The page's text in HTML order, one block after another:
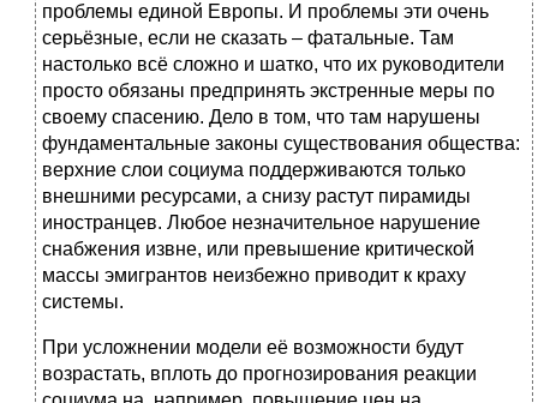
проблемы единой Европы. И проблемы эти очень
серьёзные, если не сказать – фатальные. Там
настолько всё сложно и шатко, что их руководители
просто обязаны предпринять экстренные меры по
своему спасению. Дело в том, что там нарушены
фундаментальные законы существования общества:
верхние слои социума поддерживаются только
внешними ресурсами, а снизу растут пирамиды
иностранцев. Любое незначительное нарушение
снабжения извне, или превышение критической
массы эмигрантов неизбежно приводит к краху
системы.
При усложнении модели её возможности будут
возрастать, вплоть до прогнозирования реакции